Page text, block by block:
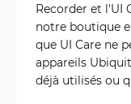
Recorder et l'UI
notre boutique
que UI Care ne
appareils
déjà utilisés ou